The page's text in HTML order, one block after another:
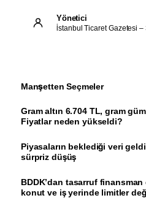
Yönetici
İstanbul Ticaret Gazetesi –
Manşetten Seçmeler
Gram altın 6.704 TL, gram
Fiyatlar neden yükseldi?
Piyasaların beklediği veri
sürpriz düşüş
BDDK’dan tasarruf finansman
konut ve iş yerinde limitler